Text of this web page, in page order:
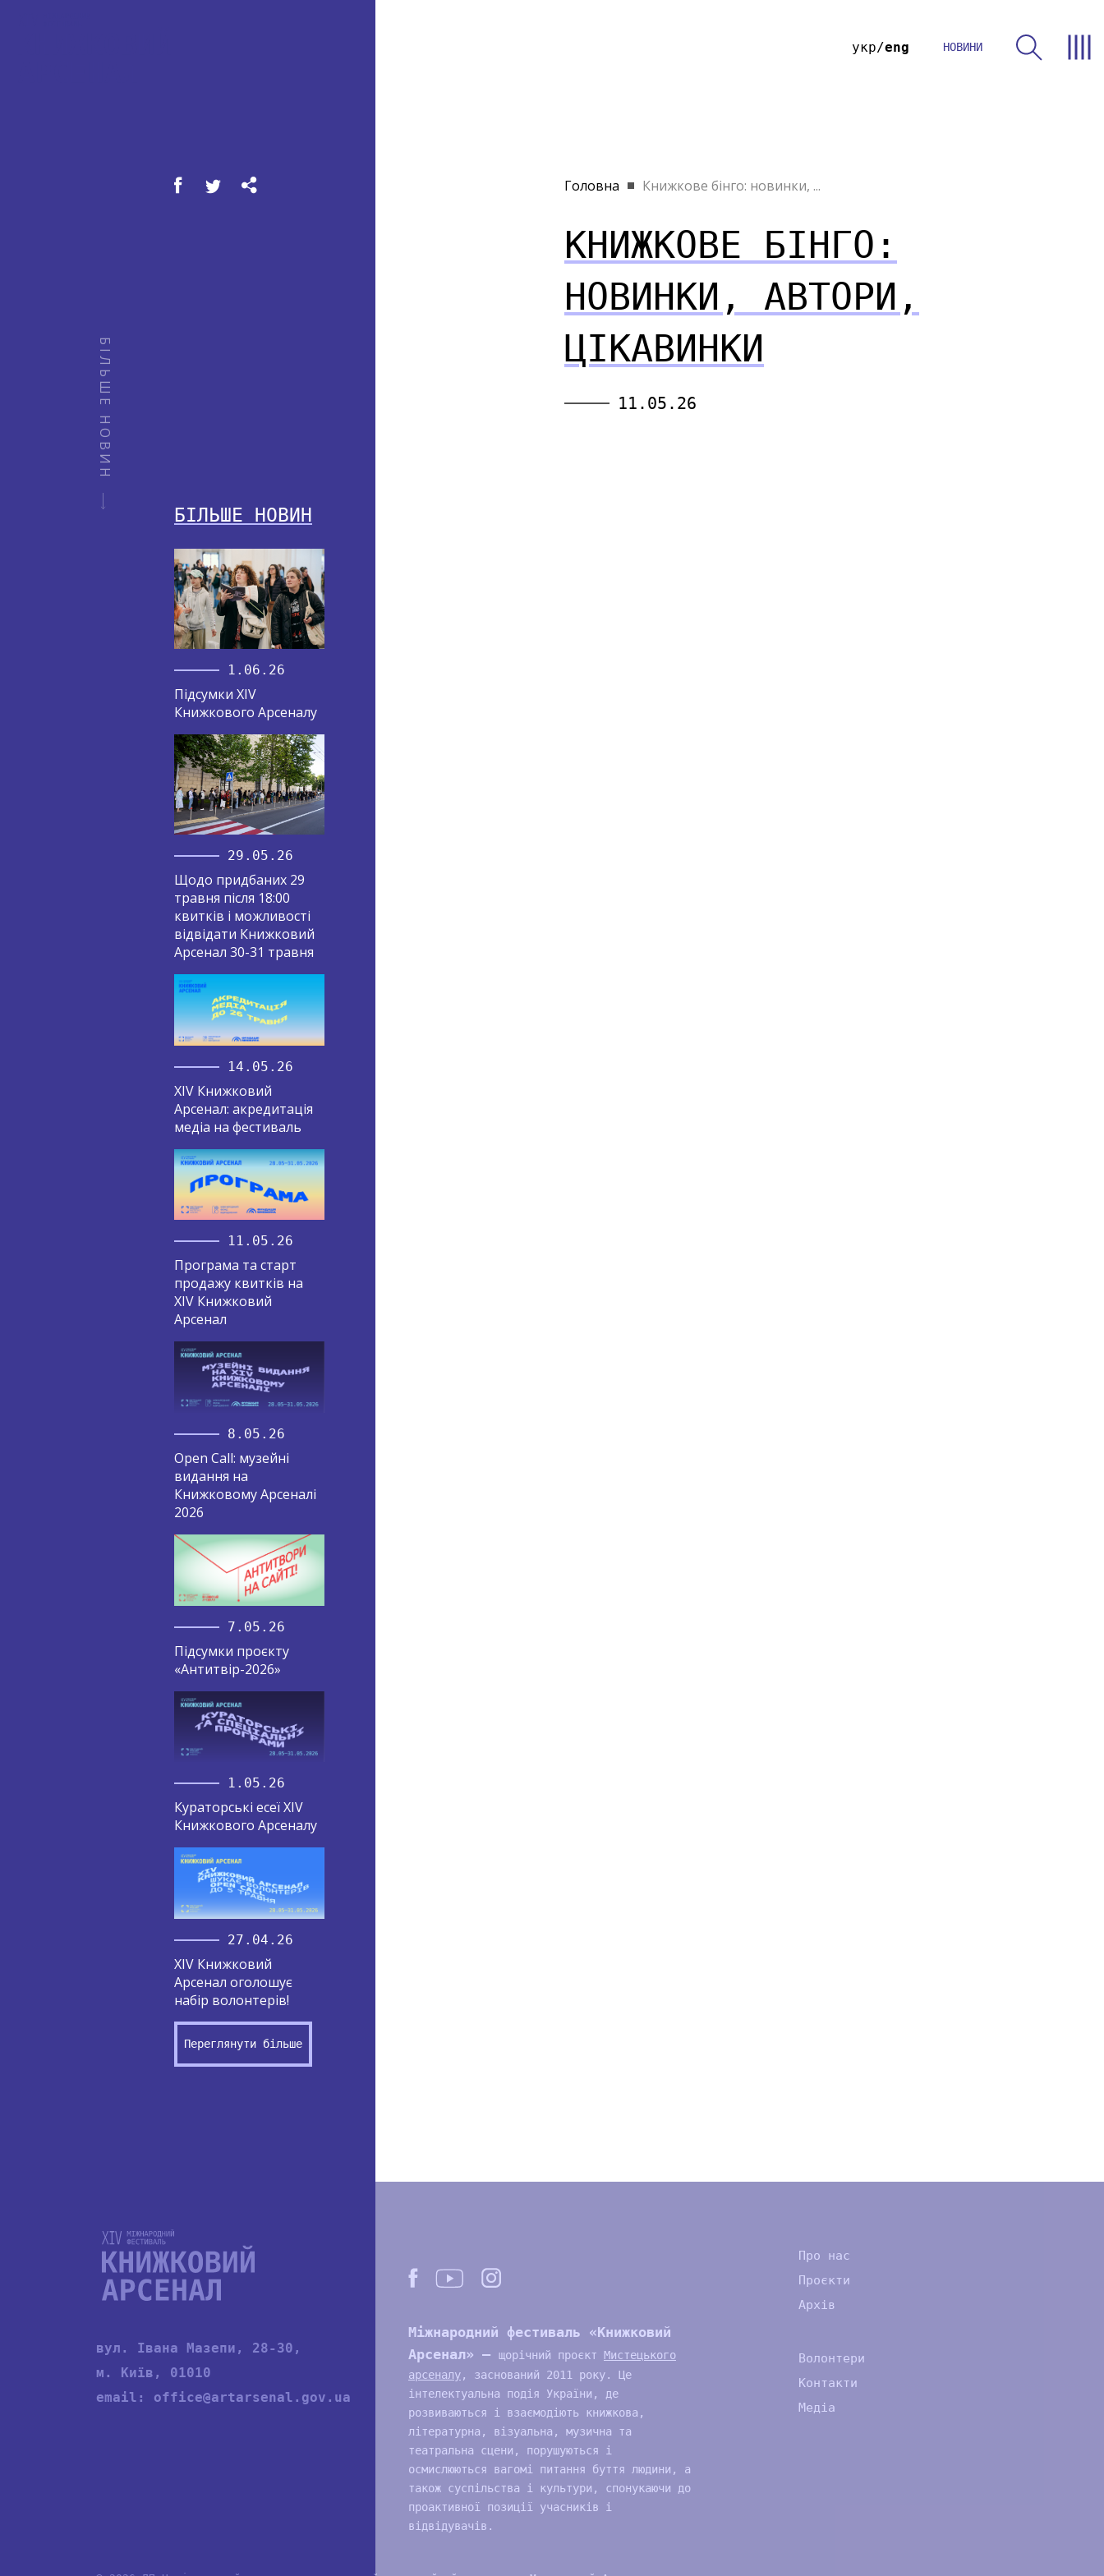
укр eng НОВИНИ
БІЛЬШЕ НОВИН
Головна Книжкове бінго: новинки, ...
КНИЖКОВЕ БІНГО:
НОВИНКИ, АВТОРИ,
ЦІКАВИНКИ
11.05.26
БІЛЬШЕ НОВИН
1.06.26
Підсумки XIV
Книжкового Арсеналу
29.05.26
Щодо придбаних 29
травня після 18:00
квитків і можливості
відвідати Книжковий
Арсенал 30-31 травня
14.05.26
XIV Книжковий
Арсенал: акредитація
медіа на фестиваль
11.05.26
Програма та старт
продажу квитків на
XIV Книжковий
Арсенал
8.05.26
Open Call: музейні
видання на
Книжковому Арсеналі
2026
7.05.26
Підсумки проєкту
«Антитвір-2026»
1.05.26
Кураторські есеї XIV
Книжкового Арсеналу
27.04.26
XIV Книжковий
Арсенал оголошує
набір волонтерів!
Переглянути більше
вул. Івана Мазепи, 28-30,
м. Київ, 01010
email: office@artarsenal.gov.ua
Міжнародний фестиваль «Книжковий
Арсенал» —
щорічний проєкт Мистецького
арсеналу, заснований 2011 року. Це
інтелектуальна подія України, де
розвиваються і взаємодіють книжкова,
літературна, візуальна, музична та
театральна сцени, порушуються і
осмислюються вагомі питання буття людини, а
також суспільства і культури, спонукаючи до
проактивної позиції учасників і
відвідувачів.
Про нас
Проєкти
Архів
Волонтери
Контакти
Медіа